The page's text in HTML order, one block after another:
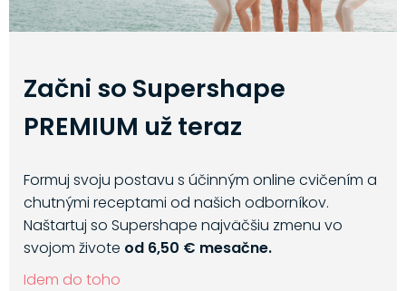
Začni so Supershape
PREMIUM už teraz
Formuj svoju postavu s účinným online cvičením a
chutnými receptami od našich odborníkov.
Naštartuj so Supershape najväčšiu zmenu vo
svojom živote od 6,50 € mesačne.
Idem do toho